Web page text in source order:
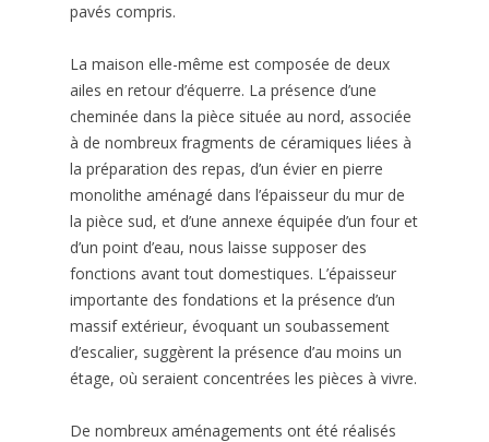
pavés compris.
La maison elle-même est composée de deux
ailes en retour d’équerre. La présence d’une
cheminée dans la pièce située au nord, associée
à de nombreux fragments de céramiques liées à
la préparation des repas, d’un évier en pierre
monolithe aménagé dans l’épaisseur du mur de
la pièce sud, et d’une annexe équipée d’un four et
d’un point d’eau, nous laisse supposer des
fonctions avant tout domestiques. L’épaisseur
importante des fondations et la présence d’un
massif extérieur, évoquant un soubassement
d’escalier, suggèrent la présence d’au moins un
étage, où seraient concentrées les pièces à vivre.
De nombreux aménagements ont été réalisés